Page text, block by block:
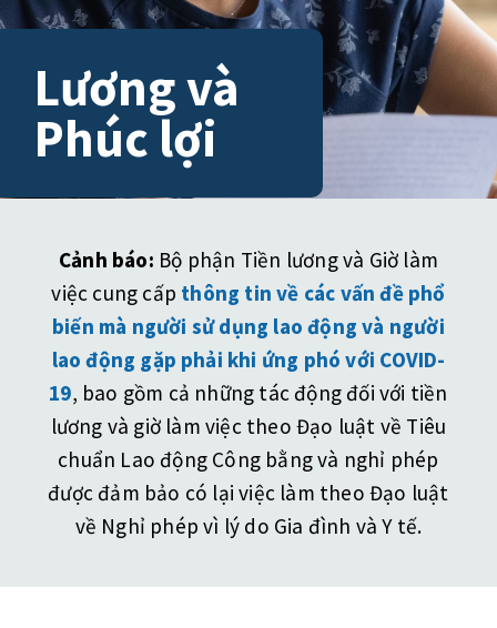
Lương và
Phúc lợi
Cảnh báo: Bộ phận Tiền lương và Giờ làm
việc cung cấp thông tin về các vấn đề phổ
biến mà người sử dụng lao động và người
lao động gặp phải khi ứng phó với COVID-
19, bao gồm cả những tác động đối với tiền
lương và giờ làm việc theo Đạo luật về Tiêu
chuẩn Lao động Công bằng và nghỉ phép
được đảm bảo có lại việc làm theo Đạo luật
về Nghỉ phép vì lý do Gia đình và Y tế.